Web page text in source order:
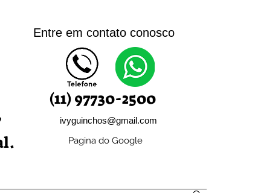
Entre em contato conosco
(11) 97730-2500
ivyguinchos@gmail.com
Pagina do Google